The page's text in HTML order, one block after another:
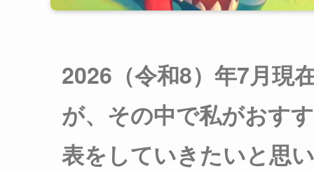
2026（令和8）年7月現
が、その中で私がおす
表をしていきたいと思